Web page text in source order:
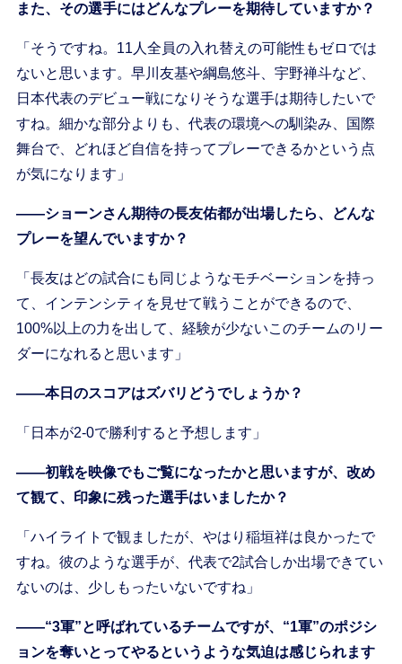
また、その選手にはどんなプレーを期待していますか？
「そうですね。11人全員の入れ替えの可能性もゼロでは
ないと思います。早川友基や綱島悠斗、宇野禅斗など、
日本代表のデビュー戦になりそうな選手は期待したいで
すね。細かな部分よりも、代表の環境への馴染み、国際
舞台で、どれほど自信を持ってプレーできるかという点
が気になります」
――ショーンさん期待の長友佑都が出場したら、どんな
プレーを望んでいますか？
「長友はどの試合にも同じようなモチベーションを持っ
て、インテンシティを見せて戦うことができるので、
100%以上の力を出して、経験が少ないこのチームのリー
ダーになれると思います」
――本日のスコアはズバリどうでしょうか？
「日本が2-0で勝利すると予想します」
――初戦を映像でもご覧になったかと思いますが、改め
て観て、印象に残った選手はいましたか？
「ハイライトで観ましたが、やはり稲垣祥は良かったで
すね。彼のような選手が、代表で2試合しか出場できてい
ないのは、少しもったいないですね」
――“3軍”と呼ばれているチームですが、“1軍”のポジシ
ョンを奪いとってやるというような気迫は感じられます